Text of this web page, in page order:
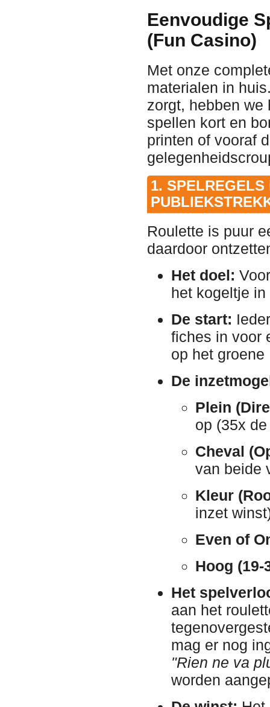
Eenvoudige
(Fun Casino)
Met onze
materialen in
zorgt, hebben we
spellen kort en
printen of vooraf
1. SPELREGELS
Roulette is puur
daardoor
Het doel:
het kogeltje
De start:
fiches in voor
op het
De
Plein
op (35x
Cheval
van beide
Kleur
inzet
Even of
Hoog (19-
Het
aan het
mag er nog
"Rien ne va
worden